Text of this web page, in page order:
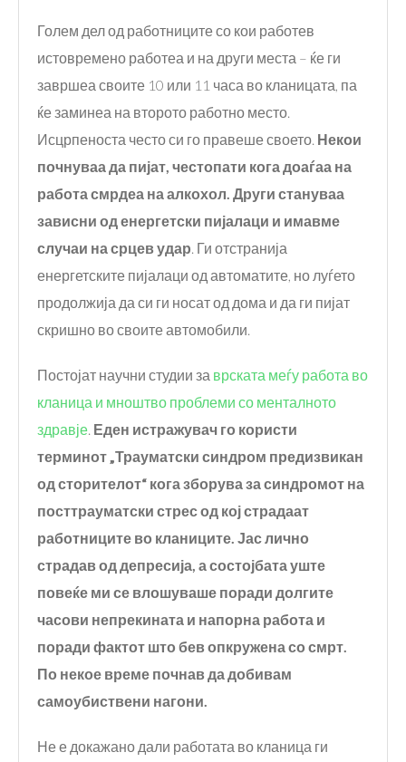
Голем дел од работниците со кои работев
истовремено работеа и на други места – ќе ги
завршеа своите 10 или 11 часа во кланицата, па
ќе заминеа на второто работно место.
Исцрпеноста често си го правеше своето. Некои
почнуваа да пијат, честопати кога доаѓаа на
работасмрдеа на алкохол. Други стануваа
зависни од енергетски пијалаци и имавме
случаи на срцев удар. Ги отстранија
енергетските пијалаци од автоматите, но луѓето
продолжија да си ги носат од дома и да ги пијат
скришно во своите автомобили.
Постојат научни студии за врската меѓу работа во
кланица и мноштво проблеми со менталното
здравје. Еден истражувач го користи
терминот „Трауматски синдром предизвикан
одсторителот“ кога зборува за синдромот на
посттрауматски стрес од кој страдаат
работниците во кланиците. Јас лично
страдав од депресија, а состојбатауште
повеќе ми се влошуваше поради долгите
часови непрекината и напорна работа и
поради фактот што бев опкружена со смрт.
По некое време почнав да добивам
самоубиствени нагони.
Не е докажано дали работата во кланица ги